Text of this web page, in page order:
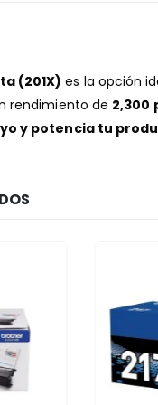
(201X) es la opción
rendimiento de 2,300
y potencia tu